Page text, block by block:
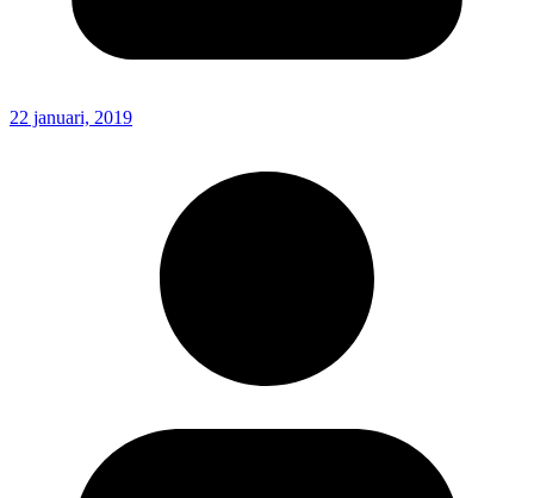
22 januari, 2019